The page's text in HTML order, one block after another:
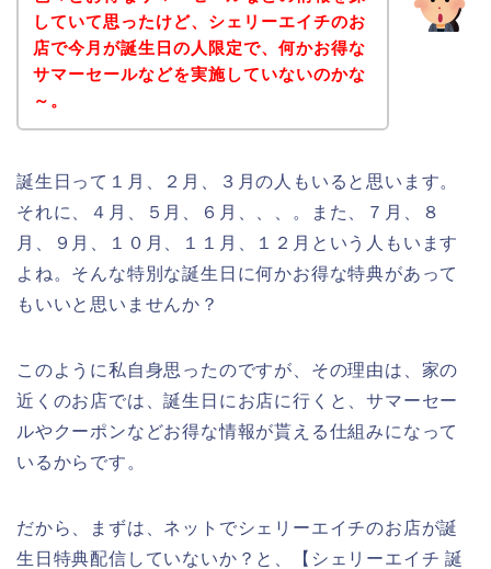
していて思ったけど、シェリーエイチのお
店で今月が誕生日の人限定で、何かお得な
サマーセールなどを実施していないのかな
～。
誕生日って１月、２月、３月の人もいると思います。
それに、４月、５月、６月、、、。また、７月、８
月、９月、１０月、１１月、１２月という人もいます
よね。そんな特別な誕生日に何かお得な特典があって
もいいと思いませんか？
このように私自身思ったのですが、その理由は、家の
近くのお店では、誕生日にお店に行くと、サマーセー
ルやクーポンなどお得な情報が貰える仕組みになって
いるからです。
だから、まずは、ネットでシェリーエイチのお店が誕
生日特典配信していないか？と、【シェリーエイチ 誕